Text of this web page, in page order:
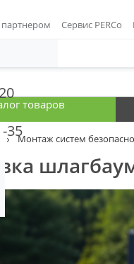
партнером Сервис PERCo
35
товаров
Монтаж систем